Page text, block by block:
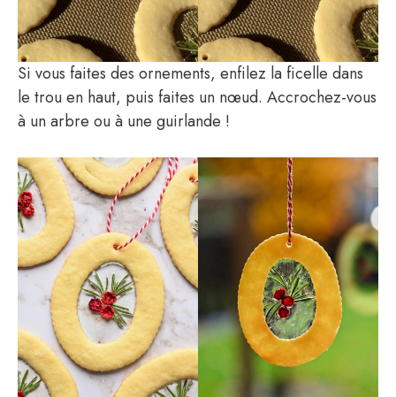
Si vous faites des ornements, enfilez la ficelle dans
le trou en haut, puis faites un nœud. Accrochez-vous
à un arbre ou à une guirlande !